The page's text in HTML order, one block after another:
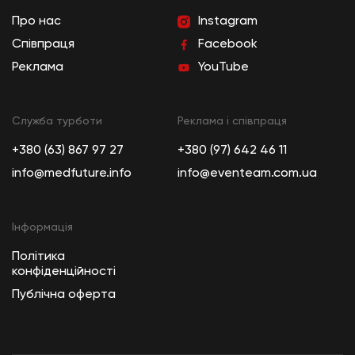
Про нас
Співпраця
Реклама
Служба турботи
+380 (63) 867 97 27
info@medfuture.info
Реклама і співпраця
+380 (97) 642 46 11
info@eventeam.com.ua
Instagram
Facebook
YouTube
Інформація
Політика
конфіденційності
Публічна оферта